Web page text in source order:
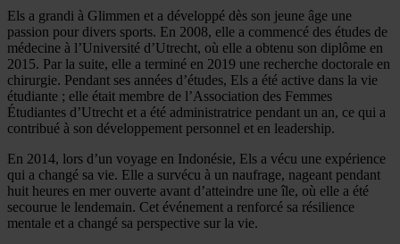
Els a grandi à Glimmen et a développé dès son jeune âge une
passion pour divers sports. En 2008, elle a commencé des études de
médecine à l’Université d’Utrecht, où elle a obtenu son diplôme en
2015. Par la suite, elle a terminé en 2019 une recherche doctorale en
chirurgie. Pendant ses années d’études, Els a été active dans la vie
étudiante ; elle était membre de l’Association des Femmes
Étudiantes d’Utrecht et a été administratrice pendant un an, ce qui a
contribué à son développement personnel et en leadership.
En 2014, lors d’un voyage en Indonésie, Els a vécu une expérience
qui a changé sa vie. Elle a survécu à un naufrage, nageant pendant
huit heures en mer ouverte avant d’atteindre une île, où elle a été
secourue le lendemain. Cet événement a renforcé sa résilience
mentale et a changé sa perspective sur la vie.